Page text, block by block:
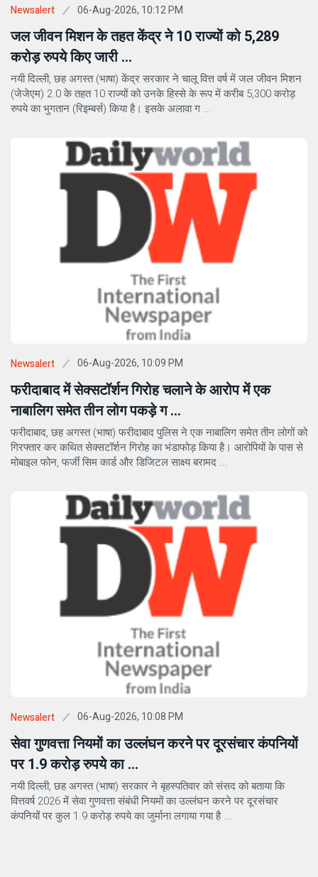
Newsalert 06-Aug-2026, 10:12 PM
जल जीवन मिशन के तहत केंद्र ने 10 राज्यों को 5,289
करोड़ रुपये किए जारी ...
नयी दिल्ली, छह अगस्त (भाषा) केंद्र सरकार ने चालू वित्त वर्ष में जल जीवन मिशन
(जेजेएम) 2.0 के तहत 10 राज्यों को उनके हिस्से के रूप में करीब 5,300 करोड़
रुपये का भुगतान (रिइम्बर्स) किया है। इसके अलावा ग ...
Newsalert 06-Aug-2026, 10:09 PM
फरीदाबाद में सेक्सटॉर्शन गिरोह चलाने के आरोप में एक
नाबालिग समेत तीन लोग पकड़े ग ...
फरीदाबाद, छह अगस्त (भाषा) फरीदाबाद पुलिस ने एक नाबालिग समेत तीन लोगों को
गिरफ्तार कर कथित सेक्सटॉर्शन गिरोह का भंडाफोड़ किया है। आरोपियों के पास से
मोबाइल फोन, फर्जी सिम कार्ड और डिजिटल साक्ष्य बरामद ...
Newsalert 06-Aug-2026, 10:08 PM
सेवा गुणवत्ता नियमों का उल्लंघन करने पर दूरसंचार कंपनियों
पर 1.9 करोड़ रुपये का ...
नयी दिल्ली, छह अगस्त (भाषा) सरकार ने बृहस्पतिवार को संसद को बताया कि
वित्तवर्ष 2026 में सेवा गुणवत्ता संबंधी नियमों का उल्लंघन करने पर दूरसंचार
कंपनियों पर कुल 1.9 करोड़ रुपये का जुर्माना लगाया गया है ...